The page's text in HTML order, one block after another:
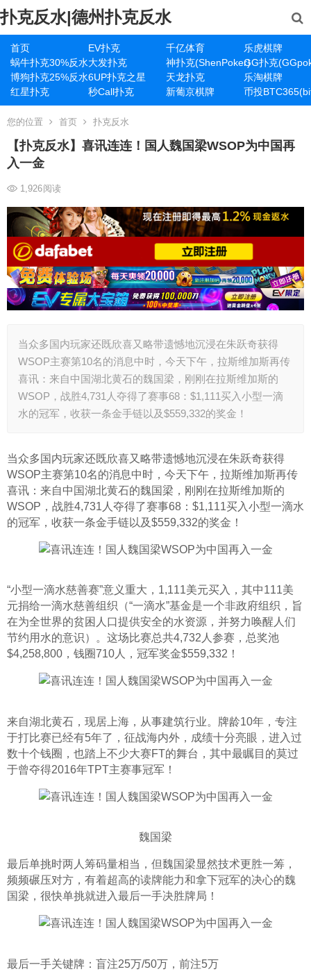
扑克反水|德州扑克反水
首页 EV扑克 千亿体育
乐虎棋牌
蜗牛扑克30%反水大发扑克 神扑克(ShenPoker)GG扑克
博狗扑克25%反水6UP扑克之星 天龙扑克
乐淘棋牌
红星扑克
秒Call扑克 新葡京棋牌 币投
您的位置 首页 扑克反水
【扑克反水】喜讯连连！国人魏国梁WSOP为中国再
入一金
1,926阅读
当众多国内玩家还既欣喜又略带遗憾地沉浸在朱跃奇获得
WSOP主赛第10名的消息中时，今天下午，拉斯维加斯再传
喜讯：来自中国湖北黄石的魏国梁，刚刚在拉斯维加斯的
WSOP，战胜4,731人夺得了赛事68：$1,111买入小型一滴
水的冠军，收获一条金手链以及$559,332的奖金！
当众多国内玩家还既欣喜又略带遗憾地沉浸在朱跃奇获得
WSOP主赛第10名的消息中时，今天下午，拉斯维加斯再传
喜讯：来自中国湖北黄石的魏国梁，刚刚在拉斯维加斯的
WSOP，战胜4,731人夺得了赛事68：$1,111买入小型一滴水
的冠军，收获一条金手链以及$559,332的奖金！
“小型一滴水慈善赛”意义重大，1,111美元买入，其中111美
元捐给一滴水慈善组织（“一滴水”基金是一个非政府组织，旨
在为全世界的贫困人口提供安全的水资源，并努力唤醒人们
节约用水的意识）。这场比赛总共4,732人参赛，总奖池
$4,258,800，钱圈710人，冠军奖金$559,332！
来自湖北黄石，现居上海，从事建筑行业。牌龄10年，专注
于打比赛已经有5年了，征战海内外，成绩十分亮眼，进入过
数十个钱圈，也踏上不少大赛FT的舞台，其中最瞩目的莫过
于曾夺得2016年TPT主赛事冠军！
魏国梁
最后单挑时两人筹码量相当，但魏国梁显然技术更胜一筹，
频频碾压对方，有着超高的读牌能力和拿下冠军的决心的魏
国梁，很快单挑就进入最后一手决胜牌局！
最后一手关键牌：盲注25万/50万，前注5万